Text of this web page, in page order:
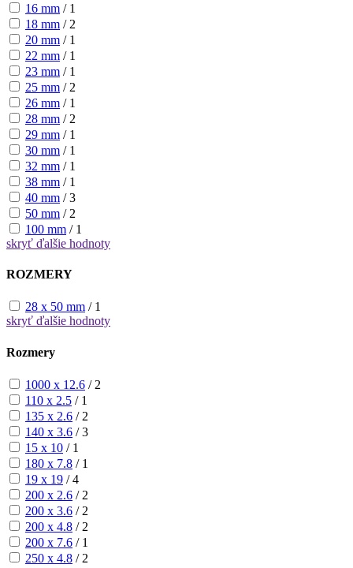
16 mm / 1
18 mm / 2
20 mm / 1
22 mm / 1
23 mm / 1
25 mm / 2
26 mm / 1
28 mm / 2
29 mm / 1
30 mm / 1
32 mm / 1
38 mm / 1
40 mm / 3
50 mm / 2
100 mm / 1
skryť ďalšie hodnoty
ROZMERY
28 x 50 mm / 1
skryť ďalšie hodnoty
Rozmery
1000 x 12.6 / 2
110 x 2.5 / 1
135 x 2.6 / 2
140 x 3.6 / 3
15 x 10 / 1
180 x 7.8 / 1
19 x 19 / 4
200 x 2.6 / 2
200 x 3.6 / 2
200 x 4.8 / 2
200 x 7.6 / 1
250 x 4.8 / 2